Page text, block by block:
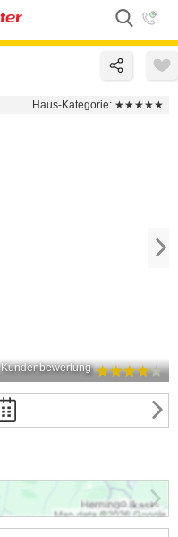
Haus-Kategorie: ★★★★★
Kundenbewertung